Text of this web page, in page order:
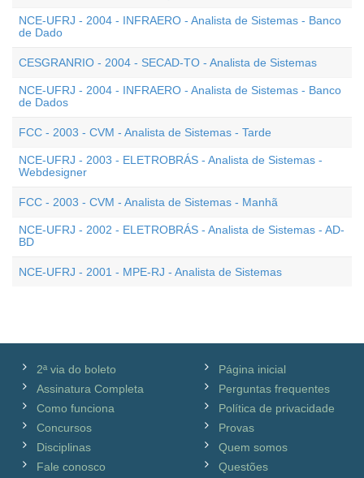
NCE-UFRJ - 2004 - INFRAERO - Analista de Sistemas - Banco
de Dado
CESGRANRIO - 2004 - SECAD-TO - Analista de Sistemas
NCE-UFRJ - 2004 - INFRAERO - Analista de Sistemas - Banco
de Dados
FCC - 2003 - CVM - Analista de Sistemas - Tarde
NCE-UFRJ - 2003 - ELETROBRÁS - Analista de Sistemas -
Webdesigner
FCC - 2003 - CVM - Analista de Sistemas - Manhã
NCE-UFRJ - 2002 - ELETROBRÁS - Analista de Sistemas - AD-
BD
NCE-UFRJ - 2001 - MPE-RJ - Analista de Sistemas
2ª via do boleto
Assinatura Completa
Como funciona
Concursos
Disciplinas
Fale conosco
Página inicial
Perguntas frequentes
Política de privacidade
Provas
Quem somos
Questões